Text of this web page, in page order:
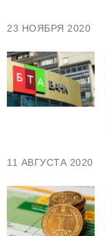
23 НОЯБРЯ 2020
11 АВГУСТА 2020